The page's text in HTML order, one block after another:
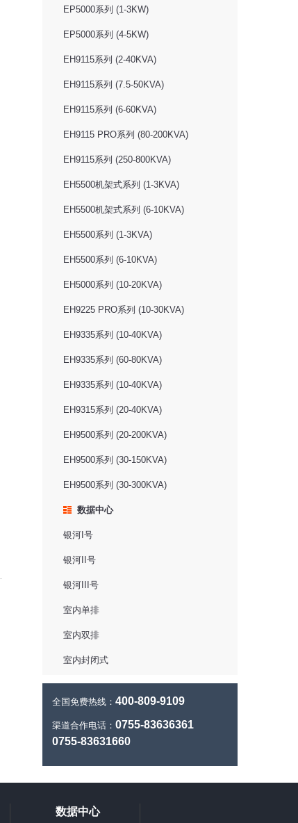
EP5000系列 (1-3KW)
EP5000系列 (4-5KW)
EH9115系列 (2-40KVA)
EH9115系列 (7.5-50KVA)
EH9115系列 (6-60KVA)
EH9115 PRO系列 (80-200KVA)
EH9115系列 (250-800KVA)
EH5500机架式系列 (1-3KVA)
EH5500机架式系列 (6-10KVA)
EH5500系列 (1-3KVA)
EH5500系列 (6-10KVA)
EH5000系列 (10-20KVA)
EH9225 PRO系列 (10-30KVA)
EH9335系列 (10-40KVA)
EH9335系列 (60-80KVA)
EH9335系列 (10-40KVA)
EH9315系列 (20-40KVA)
EH9500系列 (20-200KVA)
EH9500系列 (30-150KVA)
EH9500系列 (30-300KVA)
数据中心
银河I号
银河II号
银河III号
室内单排
室内双排
室内封闭式
全国免费热线：400-809-9109
渠道合作电话：0755-83636361
0755-83631660
数据中心